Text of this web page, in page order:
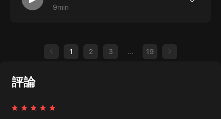
要的代表作之一，也是他最著名的自傳體長篇小
9min
生的枷鎖》是英國著名作家、“故事聖手”毛姆最重
1 2 3 ... 19
評論